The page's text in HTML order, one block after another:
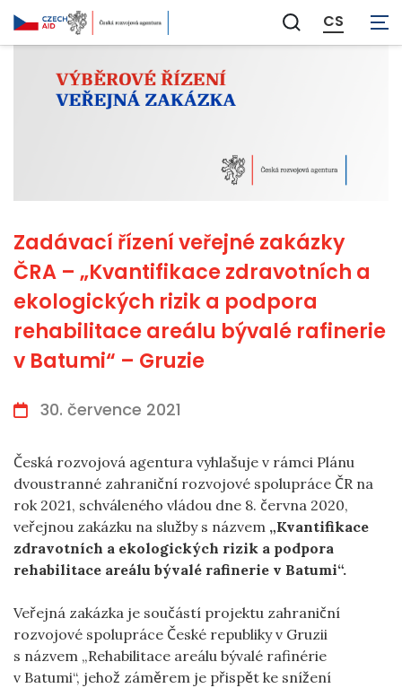
Zobrazit
vyhledávání
CS
Zadávací řízení veřejné zakázky
ČRA – „Kvantifikace zdravotních a
ekologických rizik a podpora
rehabilitace areálu bývalé rafinerie
v Batumi“ – Gruzie
30. července 2021
Česká rozvojová agentura vyhlašuje v rámci Plánu
dvoustranné zahraniční rozvojové spolupráce ČR na
rok 2021, schváleného vládou dne 8. června 2020,
veřejnou zakázku na služby s názvem „Kvantifikace
zdravotních a ekologických rizik a podpora
rehabilitace areálu bývalé rafinerie v Batumi“.
Veřejná zakázka je součástí projektu zahraniční
rozvojové spolupráce České republiky v Gruzii
s názvem „Rehabilitace areálu bývalé rafinérie
v Batumi“, jehož záměrem je přispět ke snížení